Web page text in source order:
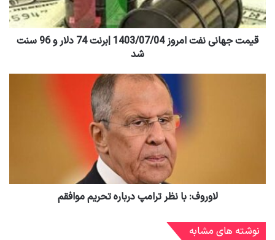
قیمت جهانی نفت امروز 1403/07/04 |برنت 74 دلار و 96 سنت
شد
لاوروف: با نظر ترامپ درباره تحریم موافقم
نوشته های مشابه